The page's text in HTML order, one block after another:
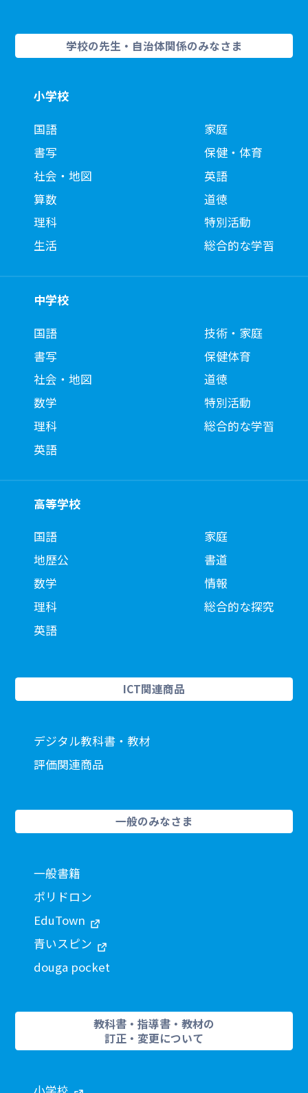
学校の先生・自治体関係のみなさま
小学校
国語
書写
社会・地図
算数
理科
生活
家庭
保健・体育
英語
道徳
特別活動
総合的な学習
中学校
国語
書写
社会・地図
数学
理科
英語
技術・家庭
保健体育
道徳
特別活動
総合的な学習
高等学校
国語
地歴公
数学
理科
英語
家庭
書道
情報
総合的な探究
ICT関連商品
デジタル教科書・教材
評価関連商品
一般のみなさま
一般書籍
ポリドロン
EduTown
青いスピン
douga pocket
教科書・指導書・教材の
訂正・変更について